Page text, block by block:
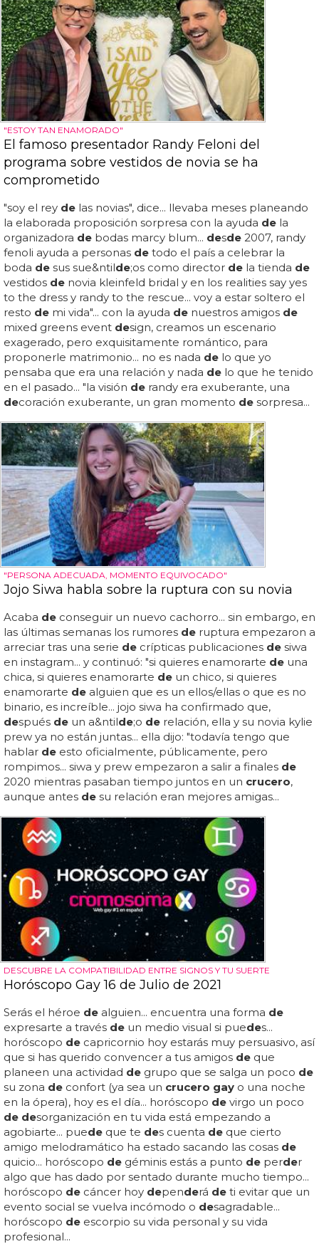
"ESTOY TAN ENAMORADO"
El famoso presentador Randy Feloni del
programa sobre vestidos de novia se ha
comprometido
"soy el rey de las novias", dice... llevaba meses planeando
la elaborada proposición sorpresa con la ayuda de la
organizadora de bodas marcy blum... desde 2007, randy
fenoli ayuda a personas de todo el país a celebrar la
boda de sus sue&ntilde;os como director de la tienda de
vestidos de novia kleinfeld bridal y en los realities say yes
to the dress y randy to the rescue... voy a estar soltero el
resto de mi vida"... con la ayuda de nuestros amigos de
mixed greens event design, creamos un escenario
exagerado, pero exquisitamente romántico, para
proponerle matrimonio... no es nada de lo que yo
pensaba que era una relación y nada de lo que he tenido
en el pasado... "la visión de randy era exuberante, una
decoración exuberante, un gran momento de sorpresa...
"PERSONA ADECUADA, MOMENTO EQUIVOCADO"
Jojo Siwa habla sobre la ruptura con su novia
Acaba de conseguir un nuevo cachorro... sin embargo, en
las últimas semanas los rumores de ruptura empezaron a
arreciar tras una serie de crípticas publicaciones de siwa
en instagram... y continuó: "si quieres enamorarte de una
chica, si quieres enamorarte de un chico, si quieres
enamorarte de alguien que es un ellos/ellas o que es no
binario, es increíble... jojo siwa ha confirmado que,
después de un a&ntilde;o de relación, ella y su novia kylie
prew ya no están juntas... ella dijo: "todavía tengo que
hablar de esto oficialmente, públicamente, pero
rompimos... siwa y prew empezaron a salir a finales de
2020 mientras pasaban tiempo juntos en un crucero,
aunque antes de su relación eran mejores amigas...
DESCUBRE LA COMPATIBILIDAD ENTRE SIGNOS Y TU SUERTE
Horóscopo Gay 16 de Julio de 2021
Serás el héroe de alguien... encuentra una forma de
expresarte a través de un medio visual si puedes...
horóscopo de capricornio hoy estarás muy persuasivo, así
que si has querido convencer a tus amigos de que
planeen una actividad de grupo que se salga un poco de
su zona de confort (ya sea un crucero gay o una noche
en la ópera), hoy es el día... horóscopo de virgo un poco
de desorganización en tu vida está empezando a
agobiarte... puede que te des cuenta de que cierto
amigo melodramático ha estado sacando las cosas de
quicio... horóscopo de géminis estás a punto de perder
algo que has dado por sentado durante mucho tiempo...
horóscopo de cáncer hoy dependerá de ti evitar que un
evento social se vuelva incómodo o desagradable...
horóscopo de escorpio su vida personal y su vida
profesional...